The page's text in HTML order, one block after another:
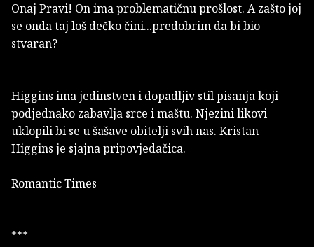
Onaj Pravi! On ima problematičnu prošlost. A zašto joj
se onda taj loš dečko čini...predobrim da bi bio
stvaran?
Higgins ima jedinstven i dopadljiv stil pisanja koji
podjednako zabavlja srce i maštu. Njezini likovi
uklopili bi se u šašave obitelji svih nas. Kristan
Higgins je sjajna pripovjedačica.
Romantic Times
***